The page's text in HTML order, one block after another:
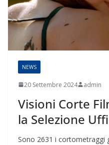
NEWS
20 Settembre 2024 admin
Visioni Corte
la Selezione
Sono 2631 i cortometraggi